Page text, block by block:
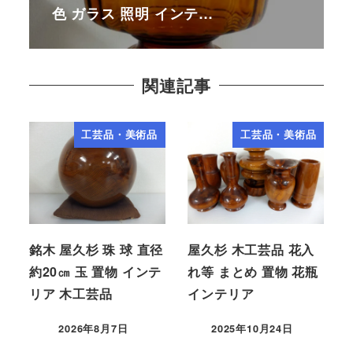
色 ガラス 照明 インテ…
関連記事
工芸品・美術品
銘木 屋久杉 珠 球 直径
約20㎝ 玉 置物 インテ
リア 木工芸品
2026年8月7日
工芸品・美術品
屋久杉 木工芸品 花入
れ等 まとめ 置物 花瓶
インテリア
2025年10月24日